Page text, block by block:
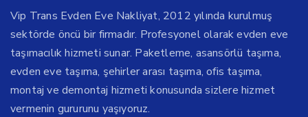
Vip Trans Evden Eve Nakliyat, 2012 yılında kurulmuş
sektörde öncü bir firmadır. Profesyonel olarak evden eve
taşımacılık hizmeti sunar. Paketleme, asansörlü taşıma,
evden eve taşıma, şehirler arası taşıma, ofis taşıma,
montaj ve demontaj hizmeti konusunda sizlere hizmet
vermenin gururunu yaşıyoruz.